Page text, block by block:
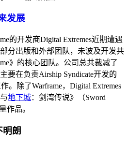
发展
的开发商Digital Extremes近期遭遇
分出版和外部团队，未波及开发共
》的核心团队。公司总共裁减了
要在负责Airship Syndicate开发的
。除了Warframe，Digital Extremes
地下城：剑湾传说》（Sword
作品。
明朗